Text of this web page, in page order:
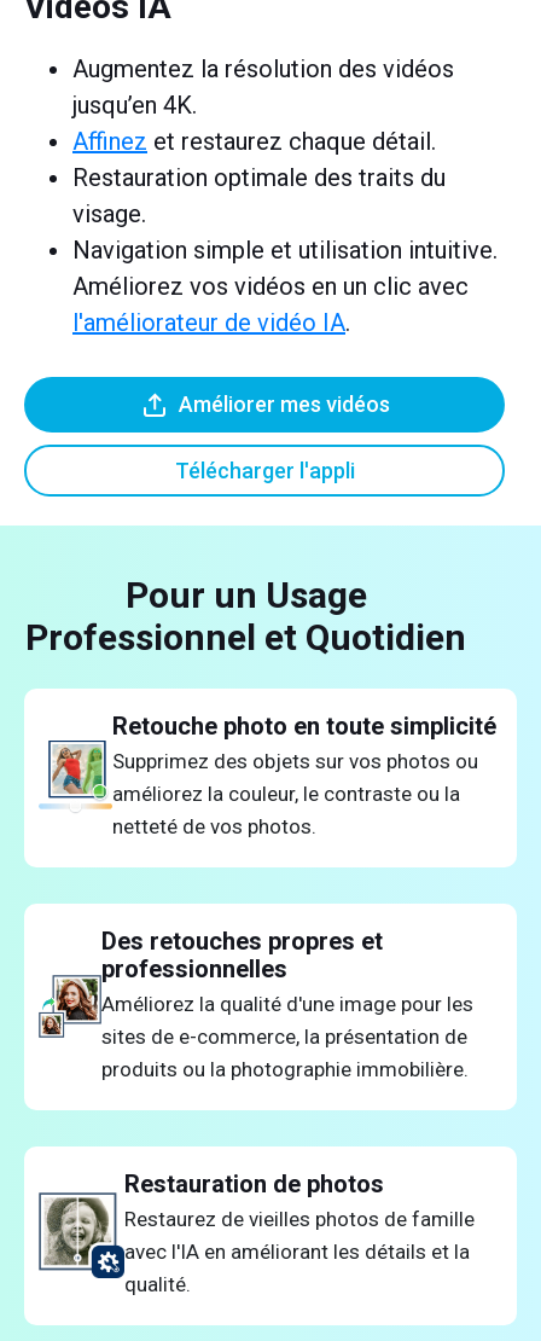
Augmentez la résolution des vidéos
jusqu’en 4K.
Affinez et restaurez chaque détail.
Restauration optimale des traits du
visage.
Navigation simple et utilisation intuitive.
Améliorez vos vidéos en un clic avec
l'améliorateur de vidéo IA.
Améliorer mes vidéos
Télécharger l'appli
Pour un Usage
Professionnel et Quotidien
Retouche photo en toute simplicité
Supprimez des objets sur vos photos ou
améliorez la couleur, le contraste ou la
netteté de vos photos.
Des retouches propres et
professionnelles
Améliorez la qualité d'une image pour les
sites de e-commerce, la présentation de
produits ou la photographie immobilière.
Restauration de photos
Restaurez de vieilles photos de famille
avec l'IA en améliorant les détails et la
qualité.